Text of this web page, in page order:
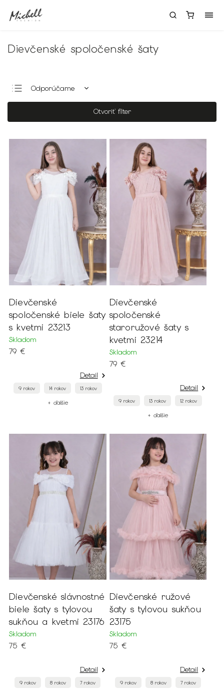
Dievčenské spoločenské šaty
Odporúčame
Najlacnejšie
Najdrahšie
Abecedne
Otvoriť filter
Dievčenské
spoločenské biele šaty
s kvetmi 23213
Skladom
79 €
Detail
9 rokov 14 rokov 13 rokov
+ ďalšie
Dievčenské
spoločenské
staroružové šaty s
kvetmi 23214
Skladom
79 €
Detail
9 rokov 13 rokov 12 rokov
+ ďalšie
Dievčenské slávnostné
biele šaty s tylovou
sukňou a kvetmi 23176
Skladom
75 €
Detail
9 rokov 8 rokov 7 rokov
Dievčenské ružové
šaty s tylovou sukňou
23175
Skladom
75 €
Detail
9 rokov 8 rokov 7 rokov